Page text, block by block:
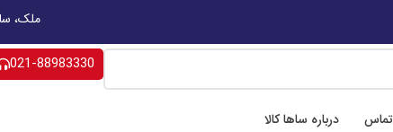
📍 اصفهان،خیابان هشت بهشت
021-88983330
تماس درباره ساها کالا